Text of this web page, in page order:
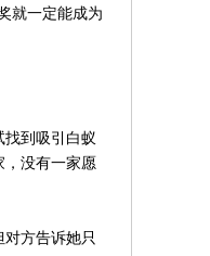
就一定能成为
到吸引白蚁
，没有一家愿
方告诉她只